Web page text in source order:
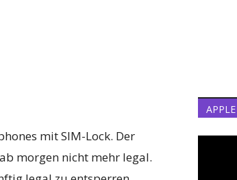
mit SIM-Lock. Der
morgen nicht mehr legal.
APPLE